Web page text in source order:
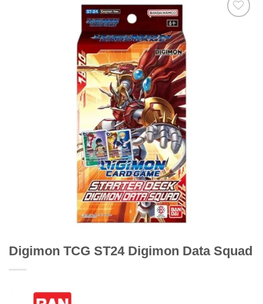
Digimon TCG ST24 Digimon Data Squad